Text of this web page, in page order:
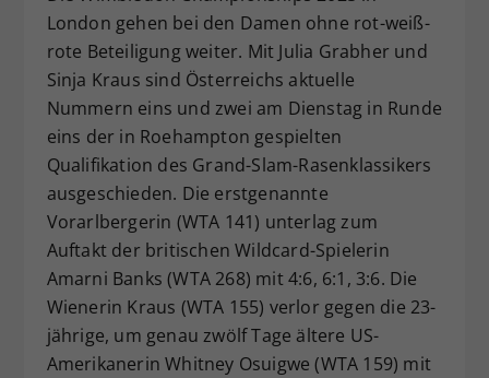
London gehen bei den Damen ohne rot-weiß-
rote Beteiligung weiter. Mit Julia Grabher und
Sinja Kraus sind Österreichs aktuelle
Nummern eins und zwei am Dienstag in Runde
eins der in Roehampton gespielten
Qualifikation des Grand-Slam-Rasenklassikers
ausgeschieden. Die erstgenannte
Vorarlbergerin (WTA 141) unterlag zum
Auftakt der britischen Wildcard-Spielerin
Amarni Banks (WTA 268) mit 4:6, 6:1, 3:6. Die
Wienerin Kraus (WTA 155) verlor gegen die 23-
jährige, um genau zwölf Tage ältere US-
Amerikanerin Whitney Osuigwe (WTA 159) mit
Zweck
Dieser Wert speichert Ihre Consent-
Einstellungen. Unter anderem eine
zufällig generierte ID, für die
historische Speicherung Ihrer
vorgenommen Einstellungen, falls der
Webseiten-Betreiber dies eingestellt
hat.